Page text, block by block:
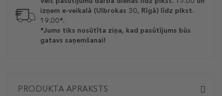
izņem e-veikalā (Ulbrokas 30, Rīgā) līdz plkst.
19.00*.
*Jums tiks nosūtīta ziņa, kad pasūtījums būs
gatavs saņemšanai!
PRODUKTA APRAKSTS